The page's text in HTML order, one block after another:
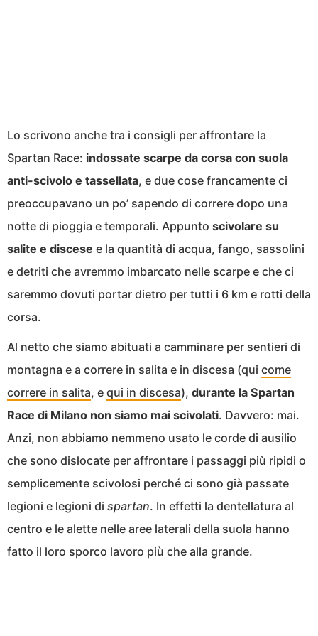
Lo scrivono anche tra i consigli per affrontare la
Spartan Race: indossate scarpe da corsa con suola
anti-scivolo e tassellata, e due cose francamente ci
preoccupavano un po’ sapendo di correre dopo una
notte di pioggia e temporali. Appunto scivolare su
salite e discese e la quantità di acqua, fango, sassolini
e detriti che avremmo imbarcato nelle scarpe e che ci
saremmo dovuti portar dietro per tutti i 6 km e rotti della
corsa.
Al netto che siamo abituati a camminare per sentieri di
montagna e a correre in salita e in discesa (qui come
correre in salita, e qui in discesa), durante la Spartan
Race di Milano non siamo mai scivolati. Davvero: mai.
Anzi, non abbiamo nemmeno usato le corde di ausilio
che sono dislocate per affrontare i passaggi più ripidi o
semplicemente scivolosi perché ci sono già passate
legioni e legioni di spartan. In effetti la dentellatura al
centro e le alette nelle aree laterali della suola hanno
fatto il loro sporco lavoro più che alla grande.